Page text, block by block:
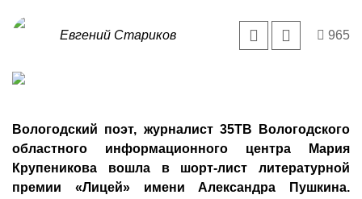
Евгений Стариков 965
Вологодский поэт, журналист 35ТВ Вологодского
областного информационного центра Мария
Крупеникова вошла в шорт-лист литературной
премии «Лицей» имени Александра Пушкина.